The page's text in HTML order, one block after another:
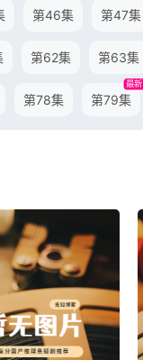
第46集 第47集
第62集 第63集
第78集 第79集
最新